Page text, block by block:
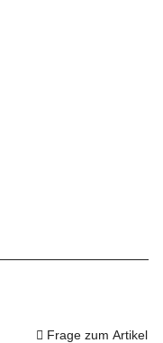
Frage zum Artikel